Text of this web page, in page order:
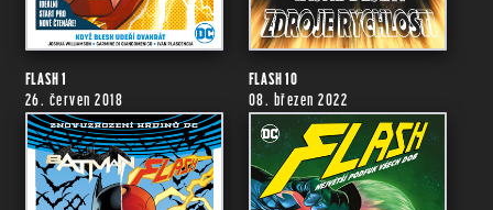
FLASH 1
26. červen 2018
FLASH 10
08. březen 2022